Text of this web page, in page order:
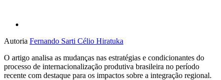
Autoria Fernando Sarti Célio Hiratuka
O artigo analisa as mudanças nas estratégias e condicionantes do
processo de internacionalização produtiva brasileira no período
recente com destaque para os impactos sobre a integração regional.